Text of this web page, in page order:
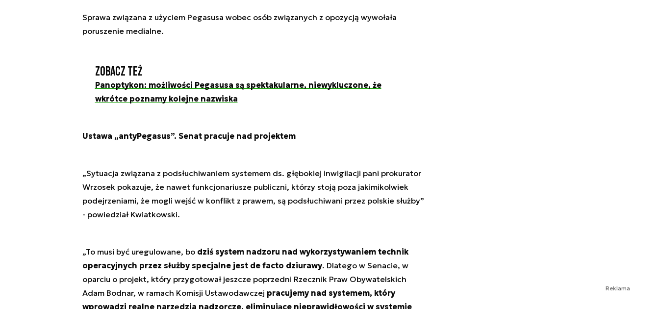
Sprawa związana z użyciem Pegasusa wobec osób związanych z opozycją wywołała
poruszenie medialne.
Zobacz też
Panoptykon: możliwości Pegasusa są spektakularne, niewykluczone, że
wkrótce poznamy kolejne nazwiska
Ustawa „antyPegasus”. Senat pracuje nad projektem
„Sytuacja związana z podsłuchiwaniem systemem ds. głębokiej inwigilacji pani prokurator
Wrzosek pokazuje, że nawet funkcjonariusze publiczni, którzy stoją poza jakimikolwiek
podejrzeniami, że mogli wejść w konflikt z prawem, są podsłuchiwani przez polskie służby”
- powiedział Kwiatkowski.
„To musi być uregulowane, bo dziś system nadzoru nad wykorzystywaniem technik
operacyjnych przez służby specjalne jest de facto dziurawy. Dlatego w Senacie, w
oparciu o projekt, który przygotował jeszcze poprzedni Rzecznik Praw Obywatelskich
Adam Bodnar, w ramach Komisji Ustawodawczej pracujemy nad systemem, który
wprowadzi realne narzędzia nadzorcze, eliminujące nieprawidłowości w systemie
Reklama